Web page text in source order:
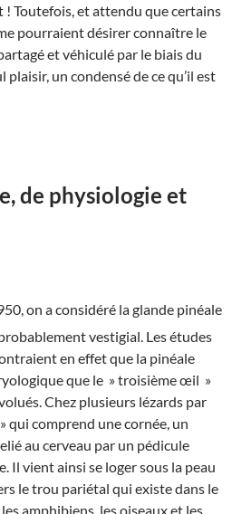
Toutefois, et attendu que certains
pourraient désirer connaître le
et véhiculé par le biais du
un condensé de ce qu’il est
de physiologie et
on a considéré la glande pinéale
vestigial. Les études
en effet que la pinéale
que le » troisième œil »
Chez plusieurs lézards par
comprend une cornée, un
au cerveau par un pédicule
Il vient ainsi se loger sous la peau
le trou pariétal qui existe dans le
amphibiens, les oiseaux et les